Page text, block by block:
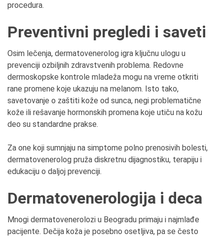
procedura.
Preventivni pregledi i saveti
Osim lečenja, dermatovenerolog igra ključnu ulogu u
prevenciji ozbiljnih zdravstvenih problema. Redovne
dermoskopske kontrole mladeža mogu na vreme otkriti
rane promene koje ukazuju na melanom. Isto tako,
savetovanje o zaštiti kože od sunca, negi problematične
kože ili rešavanje hormonskih promena koje utiču na kožu
deo su standardne prakse.
Za one koji sumnjaju na simptome polno prenosivih bolesti,
dermatovenerolog pruža diskretnu dijagnostiku, terapiju i
edukaciju o daljoj prevenciji.
Dermatovenerologija i deca
Mnogi dermatovenerolozi u Beogradu primaju i najmlađe
pacijente. Dečija koža je posebno osetljiva, pa se često